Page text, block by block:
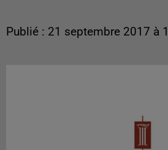
Publié : 21 septembre 2017 à